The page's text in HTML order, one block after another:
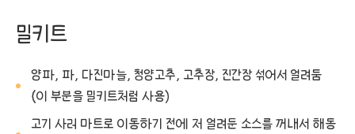
밀키트
양파, 파, 다진마늘, 청양고추, 고추장, 진간장 섞어서 얼려둠
(이 부분을 밀키트처럼 사용)
고기 사러 마트로 이동하기 전에 저 얼려둔 소스를 꺼내서 해동